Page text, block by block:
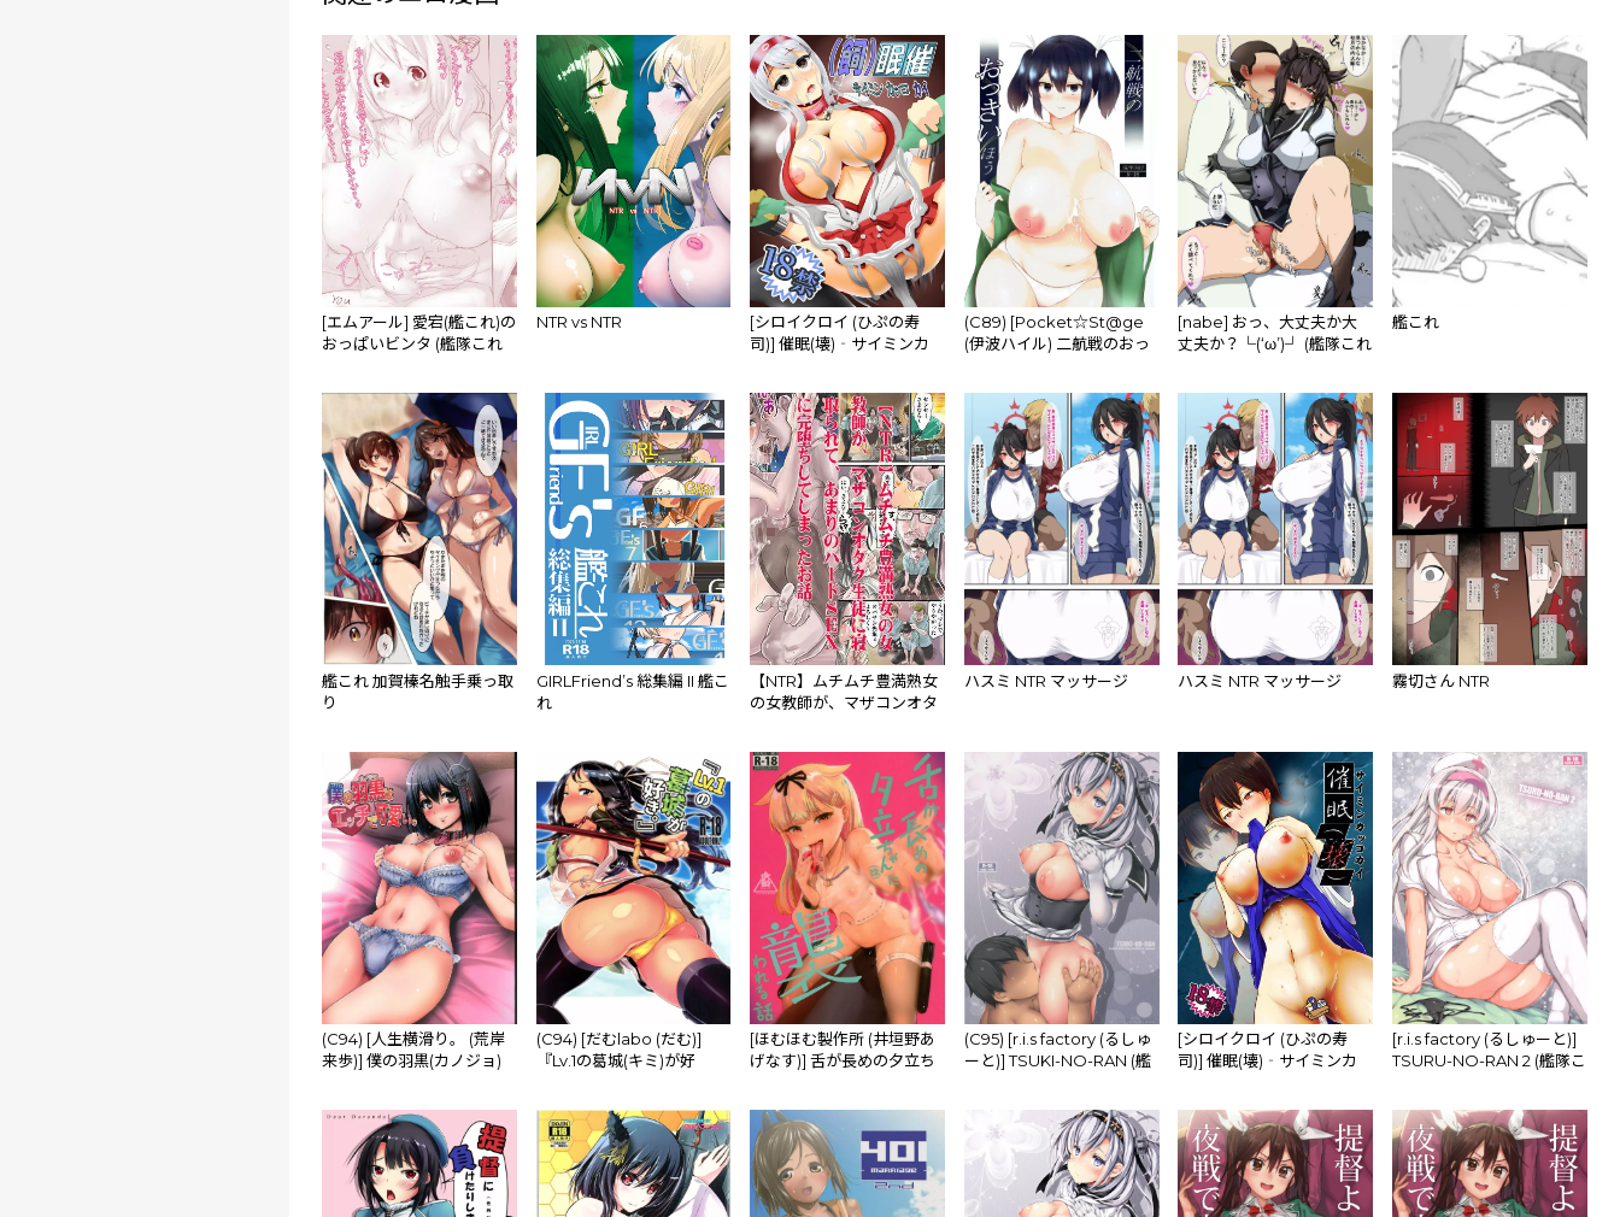
[エムアール] 愛宕(艦これ)の
おっぱいビンタ (艦隊これ
NTR vs NTR
[シロイクロイ (ひぷの寿
司)] 催眠(壊)‐サイミンカ
(C89) [Pocket☆St@ge
(伊波ハイル) 二航戦のおっ
[nabe] おっ、大丈夫か大
丈夫か？└(‘ω’)┘ (艦隊これ
艦これ
艦これ 加賀榛名触手乗っ取
り
GIRLFriend’s 総集編 II 艦こ
れ
【NTR】ムチムチ豊満熟女
の女教師が、マザコンオタ
てしまったお話
ハスミ NTR マッサージ ハスミ NTR マッサージ 霧切さん NTR
(C94) [人生横滑り。 (荒岸
来歩)] 僕の羽黒(カノジョ)
(C94) [だむlabo (だむ)]
『Lv.1の葛城(キミ)が好
[ほむほむ製作所 (井垣野あ
げなす)] 舌が長めの夕立ち
(C95) [r.i.s factory (るしゅ
ーと)] TSUKI-NO-RAN (艦
[シロイクロイ (ひぷの寿
司)] 催眠(壊)‐サイミンカ
[r.i.s factory (るしゅーと)]
TSURU-NO-RAN 2 (艦隊こ